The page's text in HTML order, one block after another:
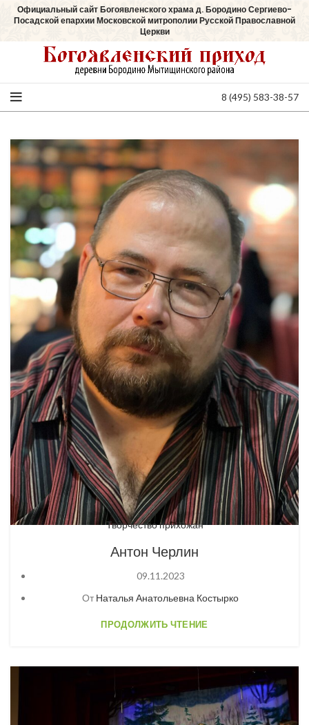
Официальный сайт Богоявленского храма д. Бородино Сергиево-
Посадской епархии Московской митрополии Русской Православной
Церкви
8 (495) 583-38-57
Творчество прихожан
Антон Черлин
09.11.2023
От Наталья Анатольевна Костырко
ПРОДОЛЖИТЬ ЧТЕНИЕ